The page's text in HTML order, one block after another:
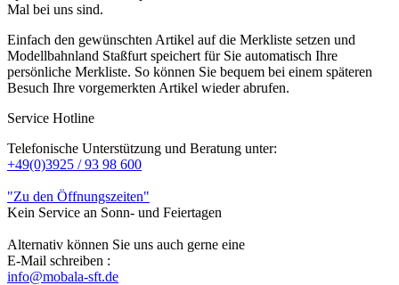
Mal bei uns sind.
Einfach den gewünschten Artikel auf die Merkliste setzen und
Modellbahnland Staßfurt speichert für Sie automatisch Ihre
persönliche Merkliste. So können Sie bequem bei einem späteren
Besuch Ihre vorgemerkten Artikel wieder abrufen.
Service Hotline
Telefonische Unterstützung und Beratung unter:
+49(0)3925 / 93 98 600
"Zu den Öffnungszeiten"
Kein Service an Sonn- und Feiertagen
Alternativ können Sie uns auch gerne eine
E-Mail schreiben :
info@mobala-sft.de